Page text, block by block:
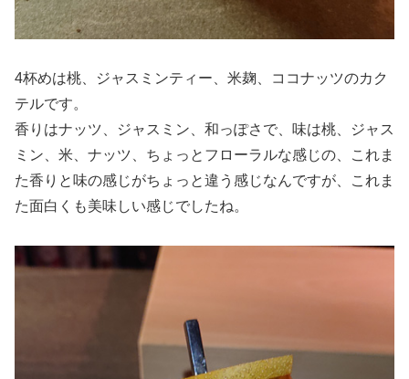
4杯めは桃、ジャスミンティー、米麹、ココナッツのカク
テルです。
香りはナッツ、ジャスミン、和っぽさで、味は桃、ジャス
ミン、米、ナッツ、ちょっとフローラルな感じの、これま
た香りと味の感じがちょっと違う感じなんですが、これま
た面白くも美味しい感じでしたね。